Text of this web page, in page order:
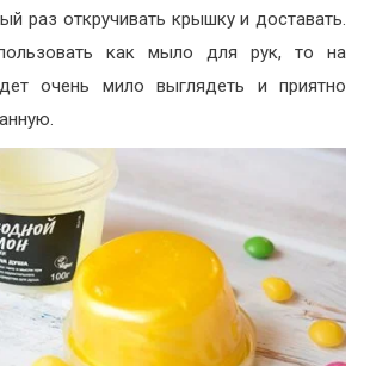
раз откручивать крышку и доставать.
как мыло для рук, то на
очень мило выглядеть и приятно